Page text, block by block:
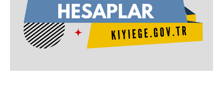
HABERLER
DUYURULAR
PROJELER